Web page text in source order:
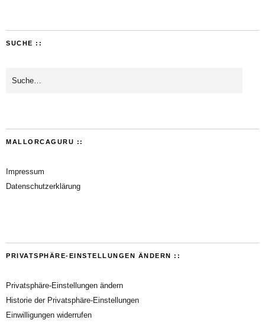
SUCHE ::
MALLORCAGURU ::
Impressum
Datenschutzerklärung
PRIVATSPHÄRE-EINSTELLUNGEN ÄNDERN ::
Privatsphäre-Einstellungen ändern
Historie der Privatsphäre-Einstellungen
Einwilligungen widerrufen